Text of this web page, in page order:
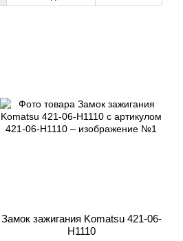
Замок зажигания Komatsu 421-06-
H1110